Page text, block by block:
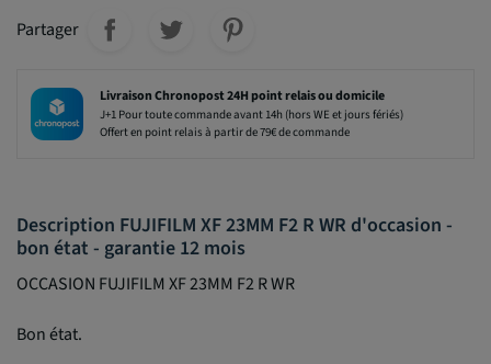
Partager
Livraison Chronopost 24H point relais ou domicile
J+1 Pour toute commande avant 14h (hors WE et jours fériés)
Offert en point relais à partir de 79€ de commande
Description FUJIFILM XF 23MM F2 R WR d'occasion -
bon état - garantie 12 mois
OCCASION FUJIFILM XF 23MM F2 R WR
Bon état.